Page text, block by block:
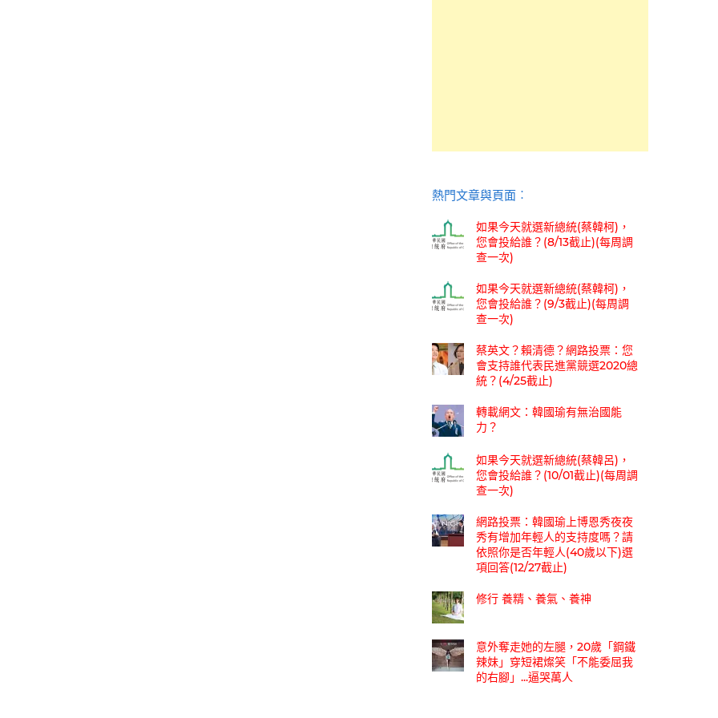
熱門文章與頁面︰
如果今天就選新總統(蔡韓柯)，
您會投給誰？(8/13截止)(每周調
查一次)
如果今天就選新總統(蔡韓柯)，
您會投給誰？(9/3截止)(每周調
查一次)
蔡英文？賴清德？網路投票：您
會支持誰代表民進黨競選2020總
統？(4/25截止)
轉載網文：韓國瑜有無治國能
力？
如果今天就選新總統(蔡韓呂)，
您會投給誰？(10/01截止)(每周調
查一次)
網路投票：韓國瑜上博恩秀夜夜
秀有增加年輕人的支持度嗎？請
依照你是否年輕人(40歲以下)選
項回答(12/27截止)
修行 養精、養氣、養神
意外奪走她的左腿，20歲「鋼鐵
辣妹」穿短裙燦笑「不能委屈我
的右腳」...逼哭萬人